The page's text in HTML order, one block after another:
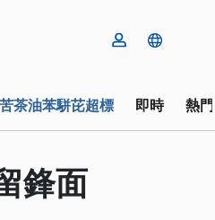
苦茶油苯駢芘超標 即時 熱
鋒面